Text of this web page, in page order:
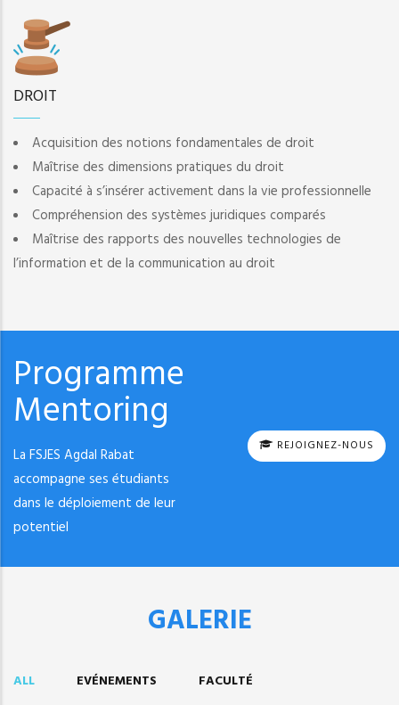
DROIT
Acquisition des notions fondamentales de droit
Maîtrise des dimensions pratiques du droit
Capacité à s’insérer activement dans la vie professionnelle
Compréhension des systèmes juridiques comparés
Maîtrise des rapports des nouvelles technologies de
l’information et de la communication au droit
Programme
Mentoring
La FSJES Agdal Rabat
accompagne ses étudiants
dans le déploiement de leur
potentiel
REJOIGNEZ-NOUS
GALERIE
ALL EVÉNEMENTS
FACULTÉ